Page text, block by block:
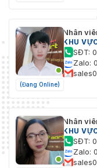
(Đang Online)
Nhân
KHU
SĐT:
Zalo:
Nhân
KHU
SĐT:
Zalo: